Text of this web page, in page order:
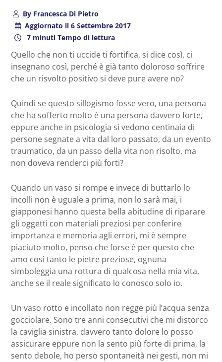
ByFrancesca Di Pietro
Aggiornato il6 Settembre 2017
7 minuti Tempo di lettura
Quello che non ti uccide ti fortifica, si dice così, ci
insegnano così, perché è già tanto doloroso soffrire
che un risvolto positivo si deve pure avere no?
Quindi se questo sillogismo fosse vero, una persona
che ha sofferto molto è una persona davvero forte,
eppure anche in psicologia si vedono centinaia di
persone segnate a vita dal loro passato, da un evento
traumatico, da un passo della vita non risolto, ma
non doveva renderci più forti?
Quando un vaso si rompe e invece di buttarlo lo
incolli non è uguale a prima, non lo sarà mai, i
giapponesi hanno questa bella abitudine di riparare
gli oggetti con materiali preziosi per conferire
importanza e memoria agli errori, mi è sempre
piaciuto molto, penso che forse è per questo che
amo così tanto le pietre preziose, ognuna
simboleggia una rottura di qualcosa nella mia vita,
anche se il reale significato lo conosco solo io.
Un vaso rotto e incollato non regge più l’acqua senza
gocciolare. Sono tre anni consecutivi che mi distorco
la caviglia sinistra, davvero tanto dolore lo posso
assicurare eppure non la sento più forte di prima, la
sento debole, ho perso spontaneità nei gesti, non mi